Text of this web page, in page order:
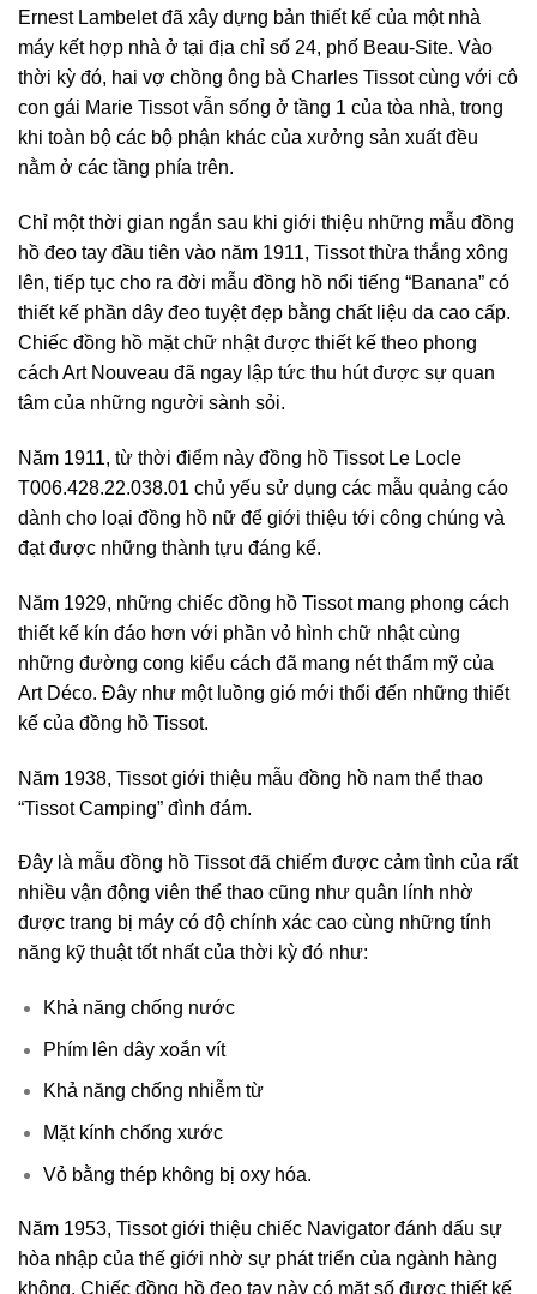
Ernest Lambelet đã xây dựng bản thiết kế của một nhà
máy kết hợp nhà ở tại địa chỉ số 24, phố Beau-Site. Vào
thời kỳ đó, hai vợ chồng ông bà Charles Tissot cùng với cô
con gái Marie Tissot vẫn sống ở tầng 1 của tòa nhà, trong
khi toàn bộ các bộ phận khác của xưởng sản xuất đều
nằm ở các tầng phía trên.
Chỉ một thời gian ngắn sau khi giới thiệu những mẫu đồng
hồ đeo tay đầu tiên vào năm 1911, Tissot thừa thắng xông
lên, tiếp tục cho ra đời mẫu đồng hồ nổi tiếng “Banana” có
thiết kế phần dây đeo tuyệt đẹp bằng chất liệu da cao cấp.
Chiếc đồng hồ mặt chữ nhật được thiết kế theo phong
cách Art Nouveau đã ngay lập tức thu hút được sự quan
tâm của những người sành sỏi.
Năm 1911, từ thời điểm này đồng hồ Tissot Le Locle
T006.428.22.038.01 chủ yếu sử dụng các mẫu quảng cáo
dành cho loại đồng hồ nữ để giới thiệu tới công chúng và
đạt được những thành tựu đáng kể.
Năm 1929, những chiếc đồng hồ Tissot mang phong cách
thiết kế kín đáo hơn với phần vỏ hình chữ nhật cùng
những đường cong kiểu cách đã mang nét thẩm mỹ của
Art Déco. Đây như một luồng gió mới thổi đến những thiết
kế của đồng hồ Tissot.
Năm 1938, Tissot giới thiệu mẫu đồng hồ nam thể thao
“Tissot Camping” đình đám.
Đây là mẫu đồng hồ Tissot đã chiếm được cảm tình của rất
nhiều vận động viên thể thao cũng như quân lính nhờ
được trang bị máy có độ chính xác cao cùng những tính
năng kỹ thuật tốt nhất của thời kỳ đó như:
Khả năng chống nước
Phím lên dây xoắn vít
Khả năng chống nhiễm từ
Mặt kính chống xước
Vỏ bằng thép không bị oxy hóa.
Năm 1953, Tissot giới thiệu chiếc Navigator đánh dấu sự
hòa nhập của thế giới nhờ sự phát triển của ngành hàng
không. Chiếc đồng hồ đeo tay này có mặt số được thiết kế